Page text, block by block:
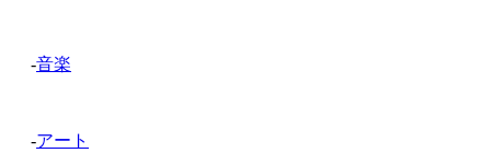
-音楽
-アート